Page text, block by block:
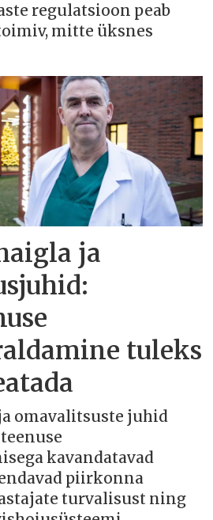
regulatsioon peab
mitte üksnes
ja
tuleks
omavalitsuste juhid
kavandatavad
piirkonna
turvalisust ning